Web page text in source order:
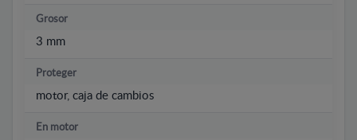
Grosor
3 mm
Proteger
motor, caja de cambios
En motor